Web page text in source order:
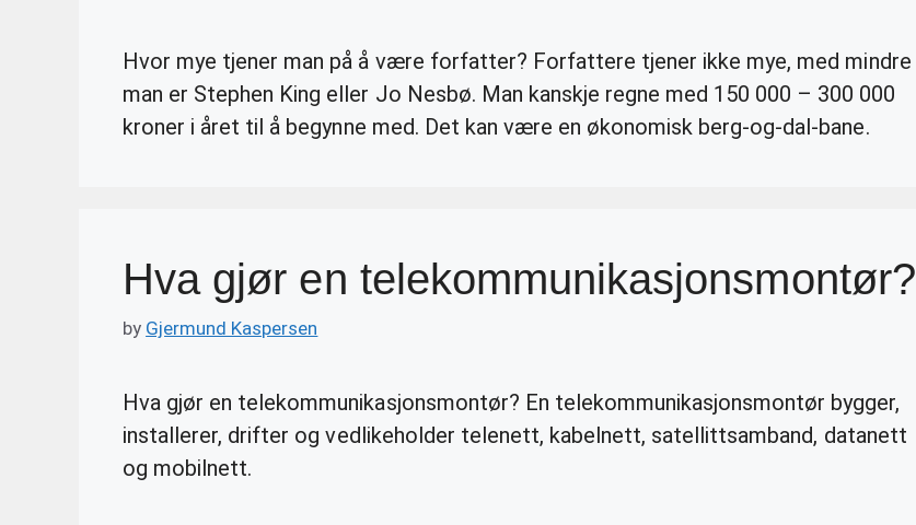
Hvor mye tjener man på å være forfatter? Forfattere tjener ikke mye, med mindre
man er Stephen King eller Jo Nesbø. Man kanskje regne med 150 000 – 300 000
kroner i året til å begynne med. Det kan være en økonomisk berg-og-dal-bane.
Hva gjør en telekommunikasjonsmontør?
by Gjermund Kaspersen
Hva gjør en telekommunikasjonsmontør? En telekommunikasjonsmontør bygger,
installerer, drifter og vedlikeholder telenett, kabelnett, satellittsamband, datanett
og mobilnett.